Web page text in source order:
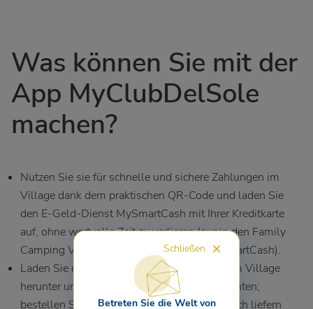
Was können Sie mit der
App MyClubDelSole
machen?
Nutzen Sie sie für schnelle und sichere Zahlungen im
Village dank dem praktischen QR-Code und laden Sie
den E-Geld-Dienst MySmartCash mit Ihrer Kreditkarte
auf, ohne wertvolle Zeit zu verlieren (nur in den Family
Camping Villages mit E-Geld-Dienst MySmartCash).
Laden Sie die Speisekarte des Restaurants im Village
herunter und teilen Sie sie mit wem Sie möchten;
bestellen Sie Ihr Gericht und lassen Sie es sich liefern
Schließen
Betreten Sie die Welt von